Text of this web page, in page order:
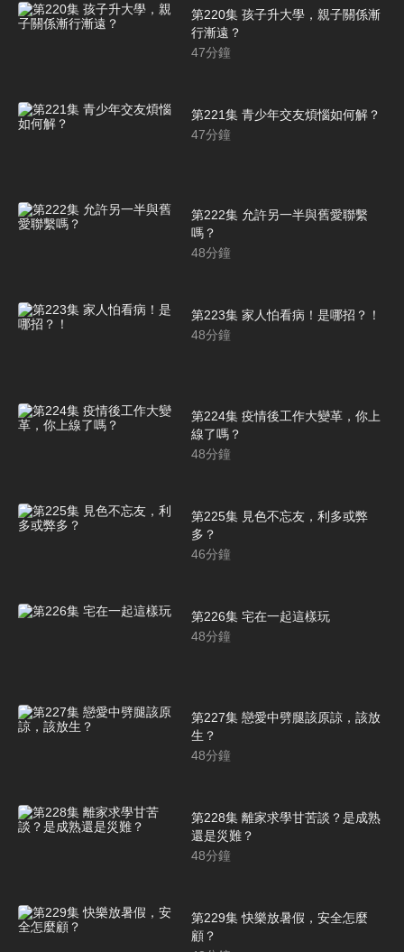
第220集 孩子升大學，親子關係漸
行漸遠？
47分鐘
第221集 青少年交友煩惱如何解？
47分鐘
第222集 允許另一半與舊愛聯繫
嗎？
48分鐘
第223集 家人怕看病！是哪招？！
48分鐘
第224集 疫情後工作大變革，你上
線了嗎？
48分鐘
第225集 見色不忘友，利多或弊
多？
46分鐘
第226集 宅在一起這樣玩
48分鐘
第227集 戀愛中劈腿該原諒，該放
生？
48分鐘
第228集 離家求學甘苦談？是成熟
還是災難？
48分鐘
第229集 快樂放暑假，安全怎麼
顧？